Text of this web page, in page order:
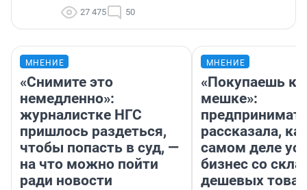
27 475 50
МНЕНИЕ
«Снимите это
немедленно»:
журналистке НГС
пришлось раздеться,
чтобы попасть в суд, —
на что можно пойти
ради новости
МНЕНИЕ
«Покупаешь
мешке»:
рассказала,
самом деле
бизнес со
дешевых